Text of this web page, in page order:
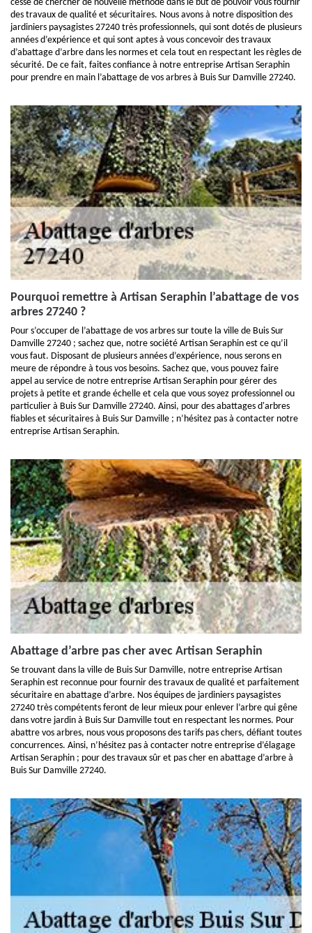
cesse de chercher de nouvelle méthode dans le but de pouvoir vous fournir
des travaux de qualité et sécuritaires. Nous avons à notre disposition des
jardiniers paysagistes 27240 très professionnels, qui sont dotés de plusieurs
années d’expérience et qui sont aptes à vous concevoir des travaux
d’abattage d’arbre dans les normes et cela tout en respectant les règles de
sécurité. De ce fait, faites confiance à notre entreprise Artisan Seraphin
pour prendre en main l’abattage de vos arbres à Buis Sur Damville 27240.
Pourquoi remettre à Artisan Seraphin l’abattage de vos
arbres 27240 ?
Pour s’occuper de l’abattage de vos arbres sur toute la ville de Buis Sur
Damville 27240 ; sachez que, notre société Artisan Seraphin est ce qu’il
vous faut. Disposant de plusieurs années d’expérience, nous serons en
meure de répondre à tous vos besoins. Sachez que, vous pouvez faire
appel au service de notre entreprise Artisan Seraphin pour gérer des
projets à petite et grande échelle et cela que vous soyez professionnel ou
particulier à Buis Sur Damville 27240. Ainsi, pour des abattages d'arbres
fiables et sécuritaires à Buis Sur Damville ; n’hésitez pas à contacter notre
entreprise Artisan Seraphin.
Abattage d’arbre pas cher avec Artisan Seraphin
Se trouvant dans la ville de Buis Sur Damville, notre entreprise Artisan
Seraphin est reconnue pour fournir des travaux de qualité et parfaitement
sécuritaire en abattage d’arbre. Nos équipes de jardiniers paysagistes
27240 très compétents feront de leur mieux pour enlever l’arbre qui gêne
dans votre jardin à Buis Sur Damville tout en respectant les normes. Pour
abattre vos arbres, nous vous proposons des tarifs pas chers, défiant toutes
concurrences. Ainsi, n’hésitez pas à contacter notre entreprise d’élagage
Artisan Seraphin ; pour des travaux sûr et pas cher en abattage d’arbre à
Buis Sur Damville 27240.